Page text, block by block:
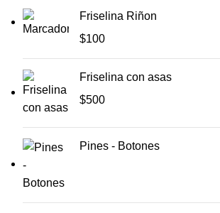
Friselina Riñon
$100
Friselina con asas
$500
Pines - Botones